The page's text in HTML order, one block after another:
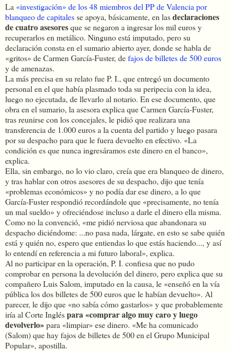
La «investigación» de los 48 miembros del PP de Valencia por
blanqueo de capitalesse apoya, básicamente, en lasdeclaraciones
de cuatro asesoresque se negaron a ingresar los mil euros y
recuperarlos en metálico. Ninguno está imputado, pero su
declaración consta en el sumario abierto ayer, donde se habla de
«gritos» de Carmen García-Fuster, defajos de billetes de 500 euros
y de amenazas.
La más precisa en su relato fue P. I., que entregó un documento
personal en el que había plasmado toda su peripecia con la idea,
luego no ejecutada, de llevarlo al notario. En ese documento, que
obra en el sumario, la asesora explica que Carmen García-Fuster,
tras reunirse con los concejales, le pidió que realizara una
transferencia de 1.000 euros a la cuenta del partido y luego pasara
por su despacho para que le fuera devuelto en efectivo. «La
condición es que nunca ingresáramos este dinero en el banco»,
explica.
Ella, sin embargo, no lo vio claro, creía que era blanqueo de dinero,
y tras hablar con otros asesores de su despacho, dijo que tenía
«problemas económicos» y no podía dar ese dinero, a lo que
García-Fuster respondió recordándole que «precisamente, no tenía
un mal sueldo» y ofreciéndose incluso a darle el dinero ella misma.
Como no la convenció, «me pidió nerviosa que abandonara su
despacho diciéndome: ...no pasa nada, lárgate, en esto se sabe quién
está y quién no, espero que entiendas lo que estás haciendo..., y así
lo entendí en referencia a mi futuro laboral», explica.
Al no participar en la operación, P. I. confiesa que no pudo
comprobar en persona la devolución del dinero, pero explica que su
compañero Luis Salom, imputado en la causa, le «enseñó en la vía
pública los dos billetes de 500 euros que le habían devuelto». Al
parecer, le dijo que «no sabía cómo gastarlos» y que probablemente
iría al Corte Ingléspara «comprar algo muy caro y luego
devolverlo»para «limpiar» ese dinero. «Me ha comunicado
(Salom) que hay fajos de billetes de 500 en el Grupo Municipal
Popular», apostilla.